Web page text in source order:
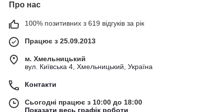
Про нас
100% позитивних з 619 відгуків за рік
Працює з 25.09.2013
м. Хмельницький
вул. Київська 4, Хмельницький, Україна
Контакти
Сьогодні працює з 10:00 до 18:00
Показати весь графік роботи